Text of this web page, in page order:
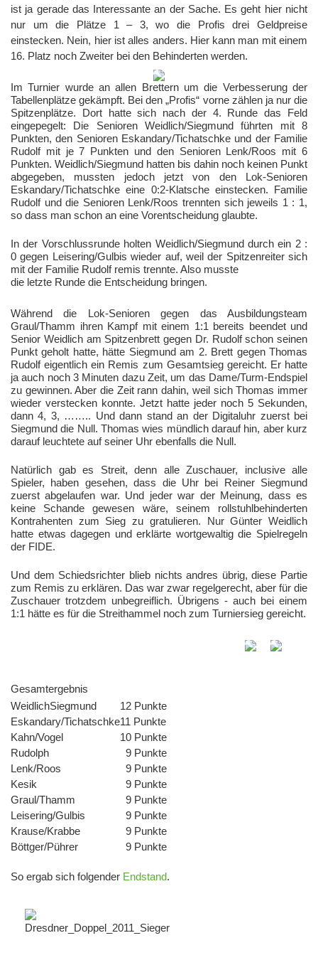
ist ja gerade das Interessante an der Sache. Es geht hier nicht
nur um die Plätze 1 – 3, wo die Profis drei Geldpreise
einstecken. Nein, hier ist alles anders. Hier kann man mit einem
16. Platz noch Zweiter bei den Behinderten werden.
Im Turnier wurde an allen Brettern um die Verbesserung der
Tabellenplätze gekämpft. Bei den „Profis“ vorne zählen ja nur die
Spitzenplätze. Dort hatte sich nach der 4. Runde das Feld
eingepegelt: Die Senioren Weidlich/Siegmund führten mit 8
Punkten, den Senioren Eskandary/Tichatschke und der Familie
Rudolf mit je 7 Punkten und den Senioren Lenk/Roos mit 6
Punkten. Weidlich/Siegmund hatten bis dahin noch keinen Punkt
abgegeben, mussten jedoch jetzt von den Lok-Senioren
Eskandary/Tichatschke eine 0:2-Klatsche einstecken. Familie
Rudolf und die Senioren Lenk/Roos trennten sich jeweils 1 : 1,
so dass man schon an eine Vorentscheidung glaubte.
In der Vorschlussrunde holten Weidlich/Siegmund durch ein 2 :
0 gegen Leisering/Gulbis wieder auf, weil der Spitzenreiter sich
mit der Familie Rudolf remis trennte. Also musste
die letzte Runde die Entscheidung bringen.
Während die Lok-Senioren gegen das Ausbildungsteam
Graul/Thamm ihren Kampf mit einem 1:1 bereits beendet und
Senior Weidlich am Spitzenbrett gegen Dr. Rudolf schon seinen
Punkt geholt hatte, hätte Siegmund am 2. Brett gegen Thomas
Rudolf eigentlich ein Remis zum Gesamtsieg gereicht. Er hatte
ja auch noch 3 Minuten dazu Zeit, um das Dame/Turm-Endspiel
zu gewinnen. Aber die Zeit rann dahin, weil sich Thomas immer
wieder verstecken konnte. Jetzt hatte jeder noch 5 Sekunden,
dann 4, 3, …….. Und dann stand an der Digitaluhr zuerst bei
Siegmund die Null. Thomas wies mündlich darauf hin, aber kurz
darauf leuchtete auf seiner Uhr ebenfalls die Null.
Natürlich gab es Streit, denn alle Zuschauer, inclusive alle
Spieler, haben gesehen, dass die Uhr bei Reiner Siegmund
zuerst abgelaufen war. Und jeder war der Meinung, dass es
keine Schande gewesen wäre, seinem rollstuhlbehinderten
Kontrahenten zum Sieg zu gratulieren. Nur Günter Weidlich
hatte etwas dagegen und erklärte wortgewaltig die Spielregeln
der FIDE.
Und dem Schiedsrichter blieb nichts andres übrig, diese Partie
zum Remis zu erklären. Das war zwar regelgerecht, aber für die
Zuschauer trotzdem unbegreiflich. Übrigens - auch bei einem
1:1 hätte es für die Streithammel noch zum Turniersieg gereicht.
Gesamtergebnis
WeidlichSiegmund
12 Punkte
Eskandary/Tichatschke11 Punkte
Kahn/Vogel
10 Punkte
Rudolph
9 Punkte
Lenk/Roos
9 Punkte
Kesik
9 Punkte
Graul/Thamm
9 Punkte
Leisering/Gulbis
9 Punkte
Krause/Krabbe
9 Punkte
Böttger/Pührer
9 Punkte
So ergab sich folgender Endstand.